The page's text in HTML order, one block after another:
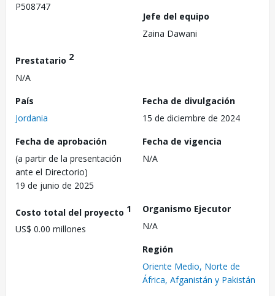
P508747
Jefe del equipo
Zaina Dawani
Prestatario 2
N/A
País
Jordania
Fecha de divulgación
15 de diciembre de 2024
Fecha de aprobación
(a partir de la presentación
ante el Directorio)
19 de junio de 2025
Fecha de vigencia
N/A
Costo total del proyecto 1
US$ 0.00 millones
Organismo Ejecutor
N/A
Región
Oriente Medio, Norte de
África, Afganistán y Pakistán